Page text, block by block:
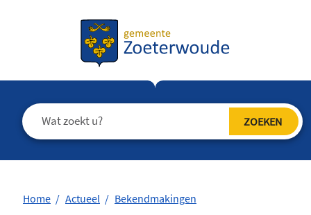
Home Actueel Bekendmakingen